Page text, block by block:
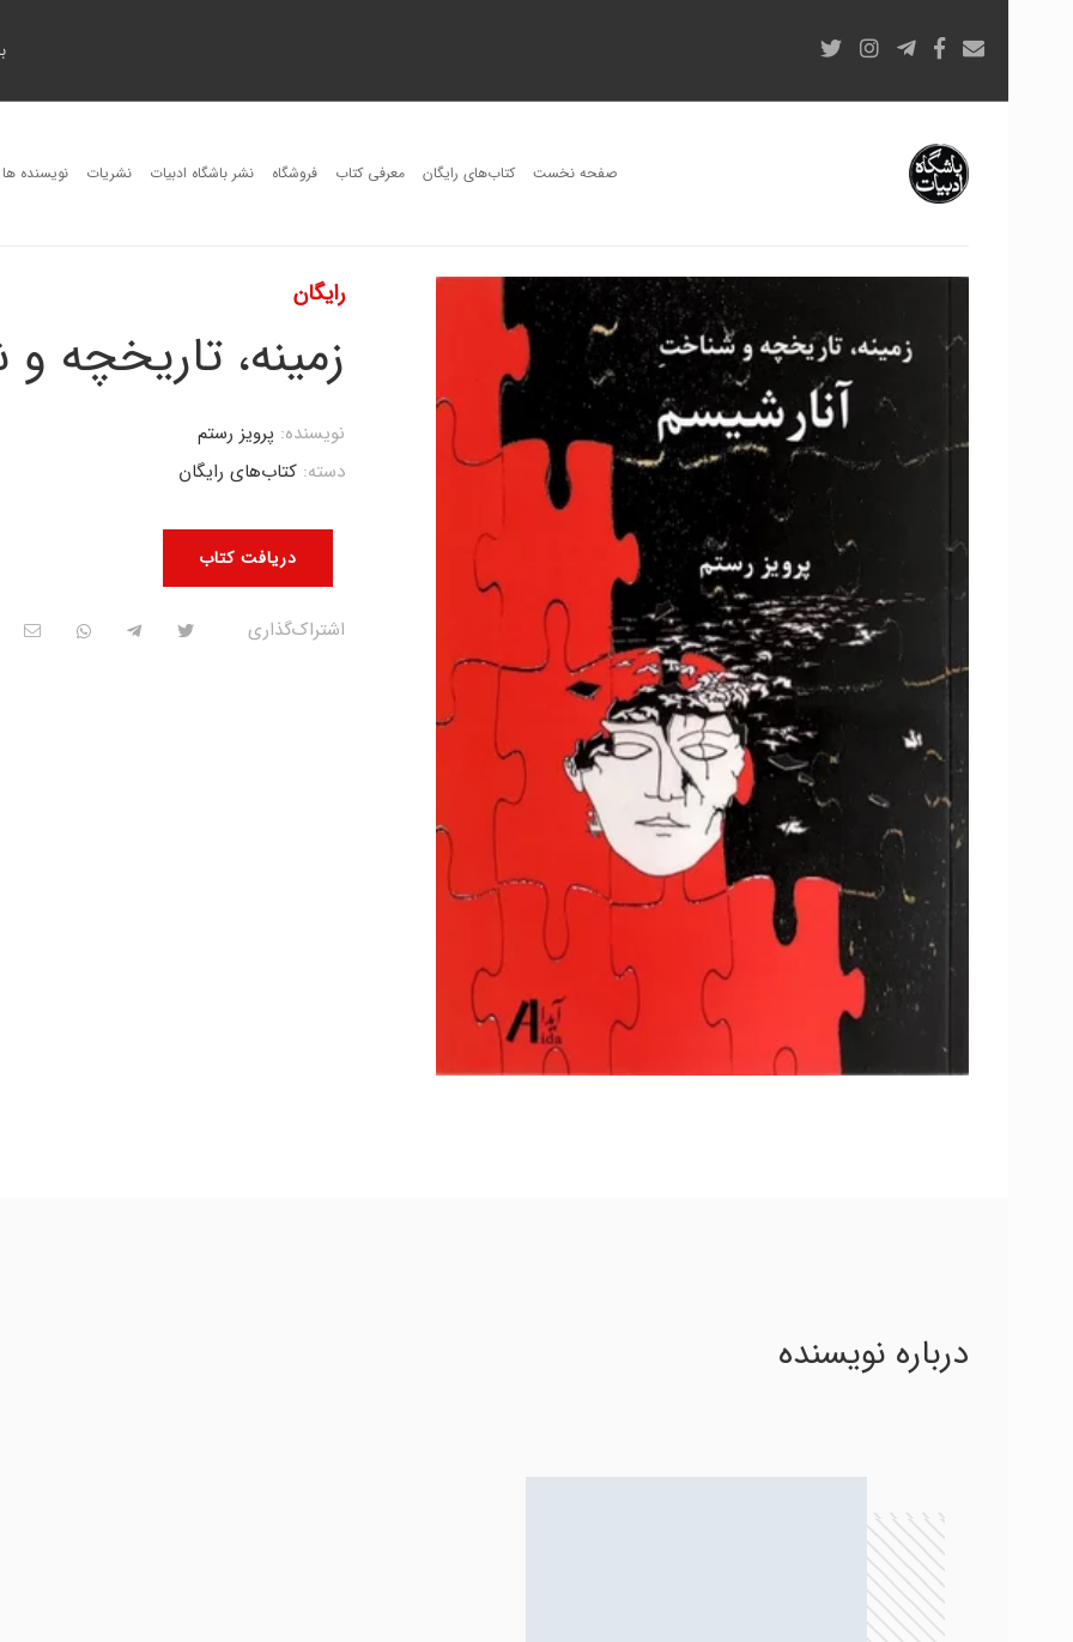
صفحه نخست کتاب‌های رایگان معرفی کتاب فروشگاه نشر باشگاه ادبیات نشریات نویسنده ها
رایگان
زمینه، تاریخچه
دریافت کتاب
نویسنده: پرویز رستم
دسته: کتاب‌های رایگان
اشتراک‌گذاری
درباره نویسنده